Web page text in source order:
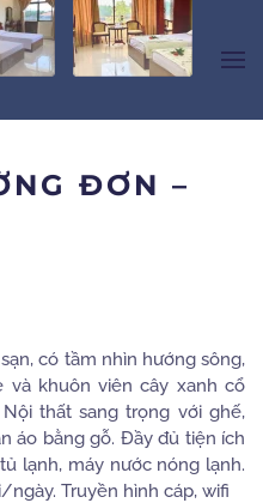
ĐƠN –
có tầm nhìn hướng sông,
và khuôn viên cây xanh cổ
thất sang trọng với ghế,
áo bằng gỗ. Đầy đủ tiện ích
lạnh, máy nước nóng lạnh.
Truyền hình cáp, wifi